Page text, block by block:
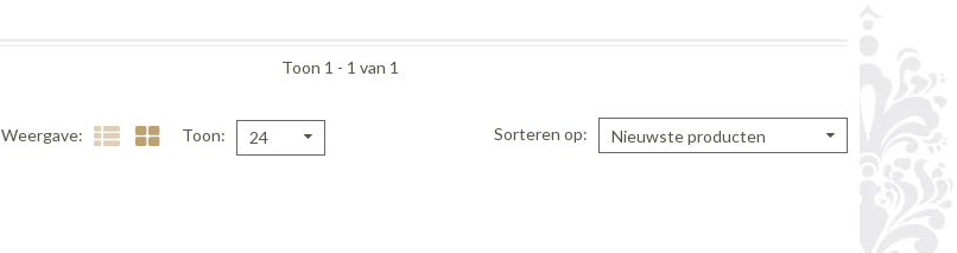
Toon 1 - 1 van 1
Weergave Toon 24 Sorteren op Nieuwste producten